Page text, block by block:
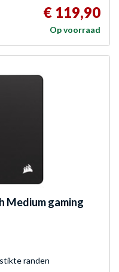
€ 119,90
Op voorraad
gaming
randen